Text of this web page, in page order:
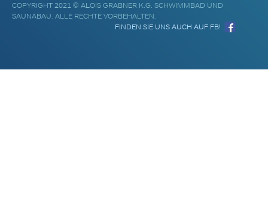
COPYRIGHT 2021 © ALOIS GRABNER K.G. SCHWIMMBAD UND
SAUNABAU. ALLE RECHTE VORBEHALTEN.
FINDEN SIE UNS AUCH AUF FB!